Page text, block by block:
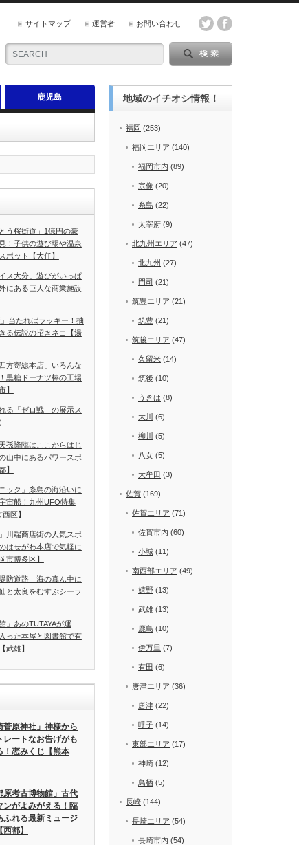
サイトマップ 運営者 お問い合わせ
鹿児島
う桜街道」1億円の豪
！子供の遊び場や温泉
ポット【大任】
ス大分」遊びがいっぱ
にある巨大な商業施設
」当たればラッキー！抽
る伝説の招きネコ【湯
方寄総本店」いろんな
黒糖ドーナツ棒の工場
】
る「ゼロ戦」の展示ス
孫降臨はここからはじ
山中にあるパワースポ
】
ック」糸島の海沿いに
宙船！九州UFO特集
区】
川端商店街の人気スポ
はせがわ本店で気軽に
市博多区】
防道路」海の真ん中に
と太良をむすぶシーラ
」あのTUTAYAが運
った本屋と図書館で有
武雄】
菅原神社」神様から
レートなお告げがも
！恋みくじ【熊本
原考古博物館」古代
ンがよみがえる！臨
ふれる最新ミュージ
都】
地域のイチオシ情報！
福岡 (253)
福岡エリア (140)
福岡市内 (89)
宗像 (20)
糸島 (22)
太宰府 (9)
北九州エリア (47)
北九州 (27)
門司 (21)
筑豊エリア (21)
筑豊 (21)
筑後エリア (47)
久留米 (14)
筑後 (10)
うきは (8)
大川 (6)
柳川 (5)
八女 (5)
大牟田 (3)
佐賀 (169)
佐賀エリア (71)
佐賀市内 (60)
小城 (11)
南西部エリア (49)
嬉野 (13)
武雄 (13)
鹿島 (10)
伊万里 (7)
有田 (6)
唐津エリア (36)
唐津 (22)
呼子 (14)
東部エリア (17)
神崎 (12)
鳥栖 (5)
長崎 (144)
長崎エリア (54)
長崎市内 (54)